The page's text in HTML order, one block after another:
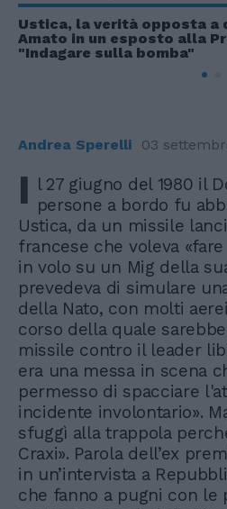
Ustica, la verità opposta a
Amato in un esposto alla
"Indagare sulla bomba"
Andrea Sperelli 03
I l 27 giugno del 1980 il
persone a bordo fu
Ustica, da un missile
francese che voleva
in volo su un Mig della
prevedeva di simulare
della Nato, con molti
corso della quale
missile contro il leader
era una messa in scena
permesso di spacciare
incidente involontario».
sfuggì alla trappola
Craxi». Parola dell’ex
in un’intervista a
che fanno a pugni con le